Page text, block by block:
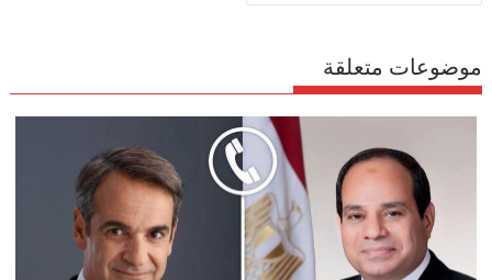
موضوعات متعلقة